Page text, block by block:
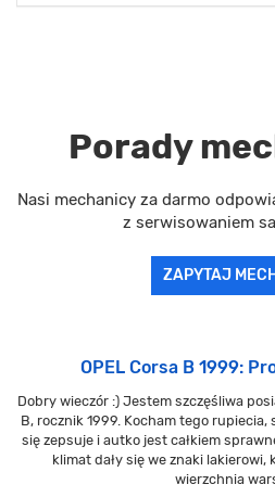
Porady
Nasi mechanicy za darmo
z serwisowaniem
ZAPYTAJ
OPEL Corsa B 1999:
Dobry wieczór :) Jestem szczęśliwa
B, rocznik 1999. Kocham tego
się zepsuje i autko jest całkiem
klimat dały się we znaki lakierowi,
wierzchnia